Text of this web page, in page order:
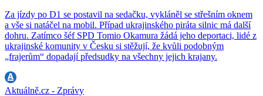
Za jízdy po D1 se postavil na sedačku, vykláněl se střešním oknem
a vše si natáčel na mobil. Případ ukrajinského piráta silnic má další
dohru. Zatímco šéf SPD Tomio Okamura žádá jeho deportaci, lidé z
ukrajinské komunity v Česku si stěžují, že kvůli podobným
„frajerům“ dopadají předsudky na všechny jejich krajany.
Aktuálně.cz - Zprávy